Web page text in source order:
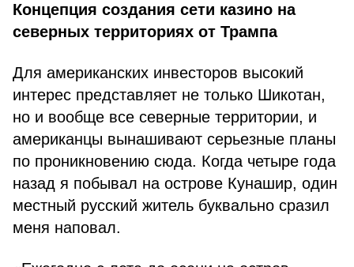
Концепция создания сети казино на
северных территориях от Трампа
Для американских инвесторов высокий
интерес представляет не только Шикотан,
но и вообще все северные территории, и
американцы вынашивают серьезные планы
по проникновению сюда. Когда четыре года
назад я побывал на острове Кунашир, один
местный русский житель буквально сразил
меня наповал.